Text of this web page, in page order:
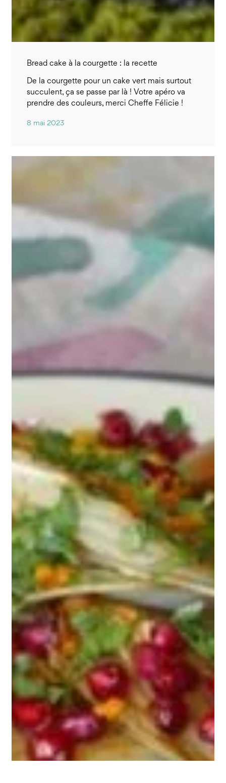
Bread cake à la courgette : la recette
De la courgette pour un cake vert mais surtout
succulent, ça se passe par là ! Votre apéro va
prendre des couleurs, merci Cheffe Félicie !
8 mai 2023